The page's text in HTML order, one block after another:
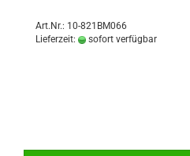
Art.Nr.: 10-821BM066
Lieferzeit:
sofort verfügbar